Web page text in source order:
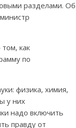
разделами. Об
как
по
физика, химия,
у них
надо включить
правду от